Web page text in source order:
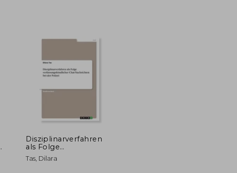
$ 3.319
Disziplinarverfahren
als Folge
verfassungsfeindlicher
Chat-Nachrichten bei
Tas, Dilara